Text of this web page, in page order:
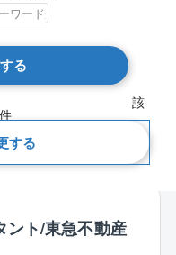
る
該
件
する
新着順
ント/東急不動産